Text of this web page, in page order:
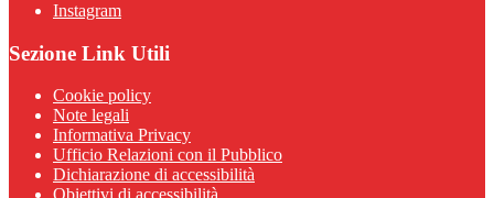
Instagram
Sezione Link Utili
Cookie policy
Note legali
Informativa Privacy
Ufficio Relazioni con il Pubblico
Dichiarazione di accessibilità